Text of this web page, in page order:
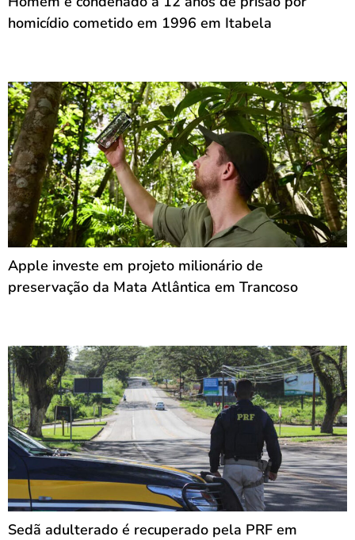
homicídio cometido em 1996 em Itabela
Apple investe em projeto milionário de
preservação da Mata Atlântica em Trancoso
Sedã adulterado é recuperado pela PRF em